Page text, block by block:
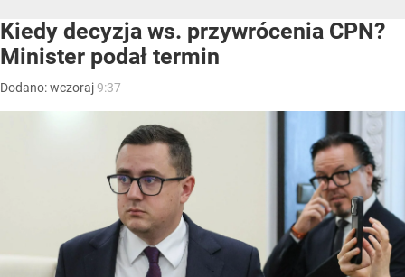
Kiedy decyzja ws. przywrócenia CPN?
Minister podał termin
Dodano:wczoraj9:37